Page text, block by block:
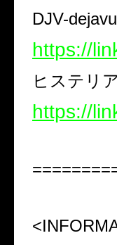
DJV-
https://
ヒステリ
https://